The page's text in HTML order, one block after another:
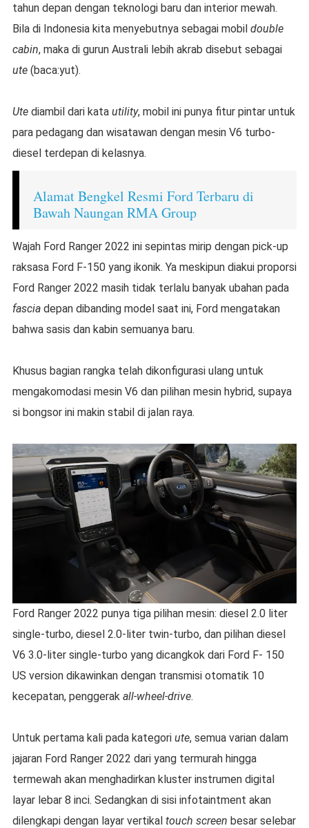
tahun depan dengan teknologi baru dan interior mewah.
Bila di Indonesia kita menyebutnya sebagai mobil double
cabin, maka di gurun Australi lebih akrab disebut sebagai
ute(baca:yut).
Utediambil dari kata utility, mobil ini punya fitur pintar untuk
para pedagang dan wisatawan dengan mesin V6 turbo-
diesel terdepan di kelasnya.
Alamat Bengkel Resmi Ford Terbaru di
Bawah Naungan RMA Group
Wajah Ford Ranger 2022 ini sepintas mirip dengan pick-up
raksasa Ford F-150 yang ikonik. Ya meskipun diakui proporsi
Ford Ranger 2022 masih tidak terlalu banyak ubahan pada
fasciadepan dibanding model saat ini, Ford mengatakan
bahwa sasis dan kabin semuanya baru.
Khusus bagian rangka telah dikonfigurasi ulang untuk
mengakomodasi mesin V6 dan pilihan mesin hybrid, supaya
si bongsor ini makin stabil di jalan raya.
Ford Ranger 2022 punya tiga pilihan mesin: diesel 2.0 liter
single-turbo, diesel 2.0-liter twin-turbo, dan pilihan diesel
V6 3.0-liter single-turbo yang dicangkok dari Ford F- 150
US version dikawinkan dengan transmisi otomatik 10
kecepatan, penggerak all-wheel-drive.
Untuk pertama kali pada kategori ute, semua varian dalam
jajaran Ford Ranger 2022 dari yang termurah hingga
termewah akan menghadirkan kluster instrumen digital
layar lebar 8 inci. Sedangkan di sisi infotaintment akan
dilengkapi dengan layar vertikal touch screen besar selebar